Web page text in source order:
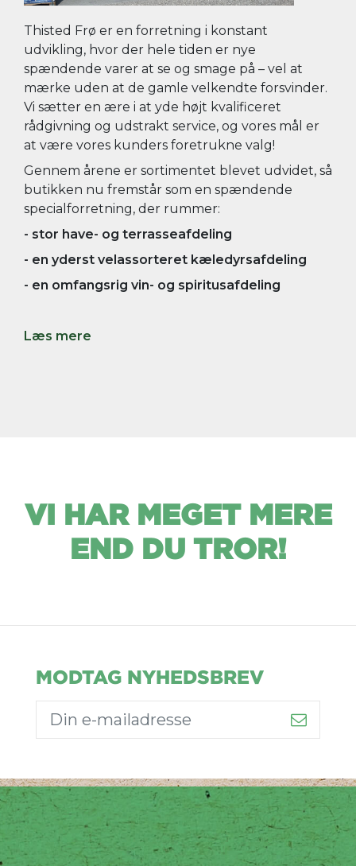
Thisted Frø er en forretning i konstant
udvikling, hvor der hele tiden er nye
spændende varer at se og smage på – vel at
mærke uden at de gamle velkendte forsvinder.
Vi sætter en ære i at yde højt kvalificeret
rådgivning og udstrakt service, og vores mål er
at være vores kunders foretrukne valg!
Gennem årene er sortimentet blevet udvidet, så
butikken nu fremstår som en spændende
specialforretning, der rummer:
- stor have- og terrasseafdeling
- en yderst velassorteret kæledyrsafdeling
- en omfangsrig vin- og spiritusafdeling
Læs mere
VI HAR MEGET MERE
END DU TROR!
MODTAG NYHEDSBREV